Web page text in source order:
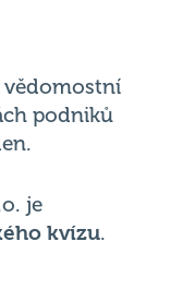
vědomostní
podniků
je
kvízu.